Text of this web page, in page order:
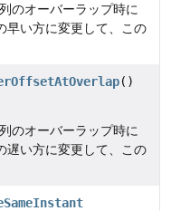
のオーバーラップ時に
早い方に変更して、この
()
のオーバーラップ時に
遅い方に変更して、この